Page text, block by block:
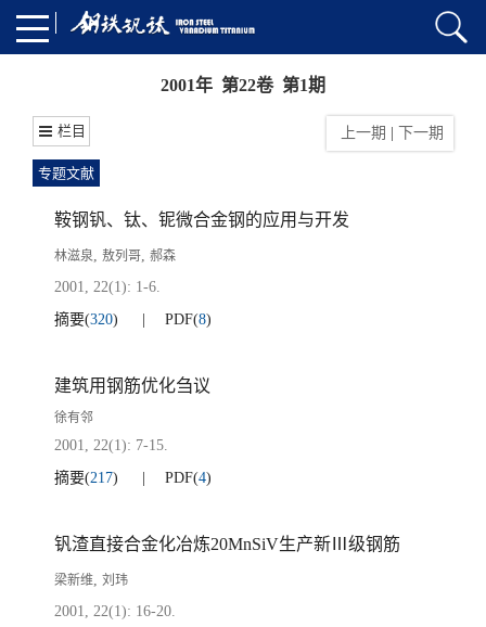
2001年 第22卷 第1期
栏目 上一期 下一期
专题文献
鞍钢钒、钛、铌微合金钢的应用与开发
林滋泉, 敖列哥, 郝森
2001, 22(1): 1-6.
摘要(320) PDF(8)
建筑用钢筋优化刍议
徐有邻
2001, 22(1): 7-15.
摘要(217) PDF(4)
钒渣直接合金化冶炼20MnSiV生产新Ⅲ级钢筋
梁新维, 刘玮
2001, 22(1): 16-20.